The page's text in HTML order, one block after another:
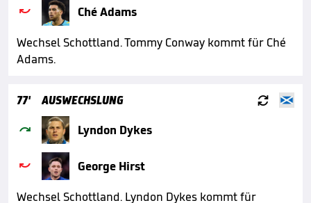

Ché Adams
Wechsel Schottland. Tommy Conway kommt für Ché
Adams.
77' AUSWECHSLUNG 
 Lyndon Dykes

George Hirst
Wechsel Schottland. Lyndon Dykes kommt für